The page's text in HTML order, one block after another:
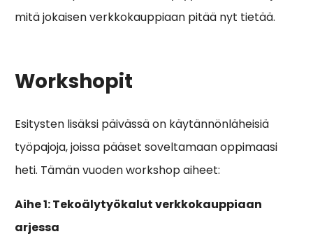
mitä jokaisen verkkokauppiaan pitää nyt tietää.
Workshopit
Esitysten lisäksi päivässä on käytännönläheisiä
työpajoja, joissa pääset soveltamaan oppimaasi
heti. Tämän vuoden workshop aiheet:
Aihe 1: Tekoälytyökalut verkkokauppiaan
arjessa